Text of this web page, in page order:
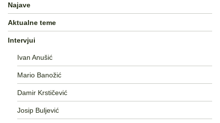
Najave
Aktualne teme
Intervjui
Ivan Anušić
Mario Banožić
Damir Krstičević
Josip Buljević